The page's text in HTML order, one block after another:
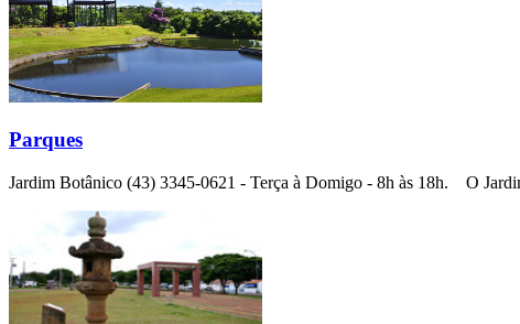
Parques
Jardim Botânico (43) 3345-0621 - Terça à Domigo - 8h às 18h. O